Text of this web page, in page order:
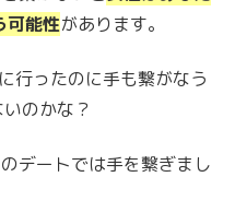
可能性があります。
行ったのに手も繋がなう
のかな？
デートでは手を繋ぎまし